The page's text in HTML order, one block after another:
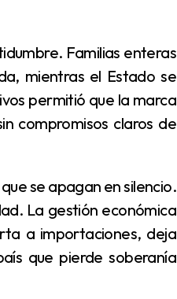
mientras el Estado se
permitió que la marca
compromisos claros de
La gestión económica
a importaciones, deja
que pierde soberanía